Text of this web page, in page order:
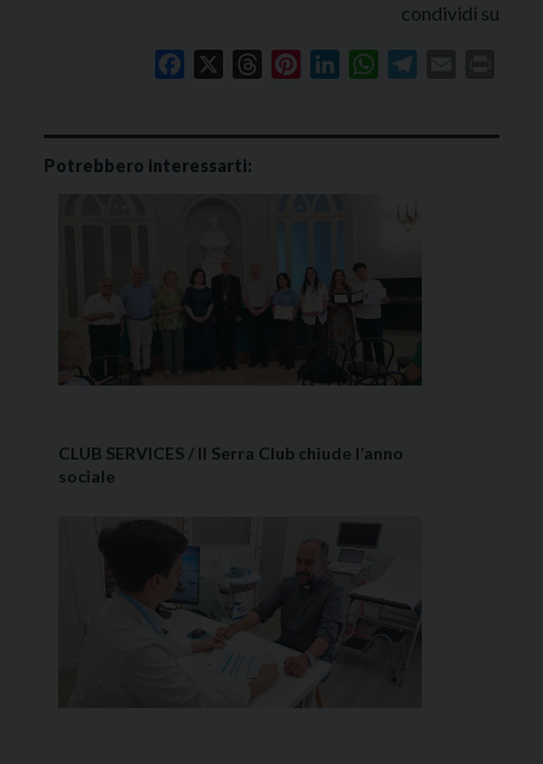
condividi su
Facebook ThreadsPinterestLinkedInWhatsApp
Potrebbero interessarti:
CLUB SERVICES / Il Serra Club chiude l’anno
sociale